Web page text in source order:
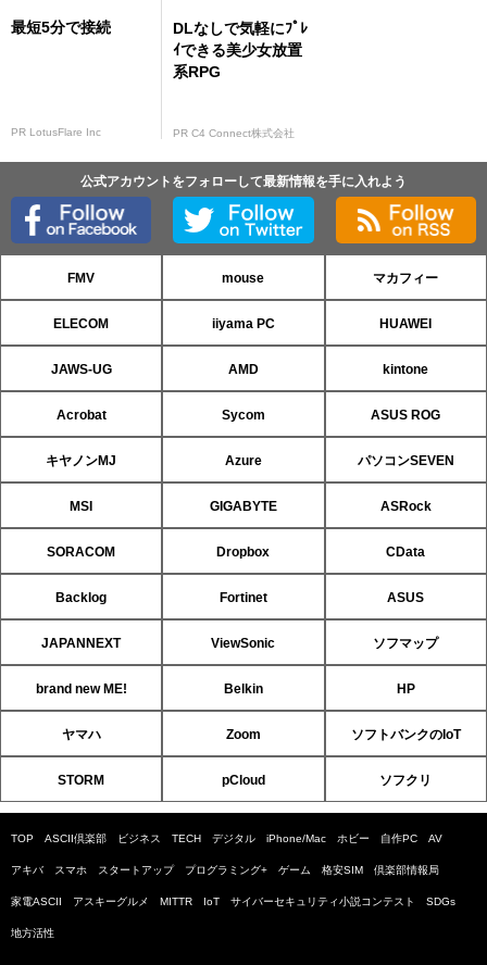
最短5分で接続
PR LotusFlare Inc
DLなしで気軽にﾌﾟﾚ
ｲできる美少女放置
系RPG
PR C4 Connect株式会社
公式アカウントをフォローして最新情報を手に入れよう
FMV mouse マカフィー
ELECOM iiyama PC HUAWEI
JAWS-UG AMD kintone
Acrobat Sycom ASUS ROG
キヤノンMJ Azure パソコンSEVEN
MSI GIGABYTE ASRock
SORACOM Dropbox CData
Backlog Fortinet ASUS
JAPANNEXT ViewSonic ソフマップ
brand new ME! Belkin HP
ヤマハ Zoom ソフトバンクのIoT
STORM pCloud ソフクリ
TOP ASCII倶楽部 ビジネス TECH デジタル iPhone/Mac ホビー 自作PC AV
アキバ スマホ スタートアップ プログラミング+ ゲーム 格安SIM 倶楽部情報局
家電ASCII アスキーグルメ MITTR IoT サイバーセキュリティ小説コンテスト SDGs
地方活性